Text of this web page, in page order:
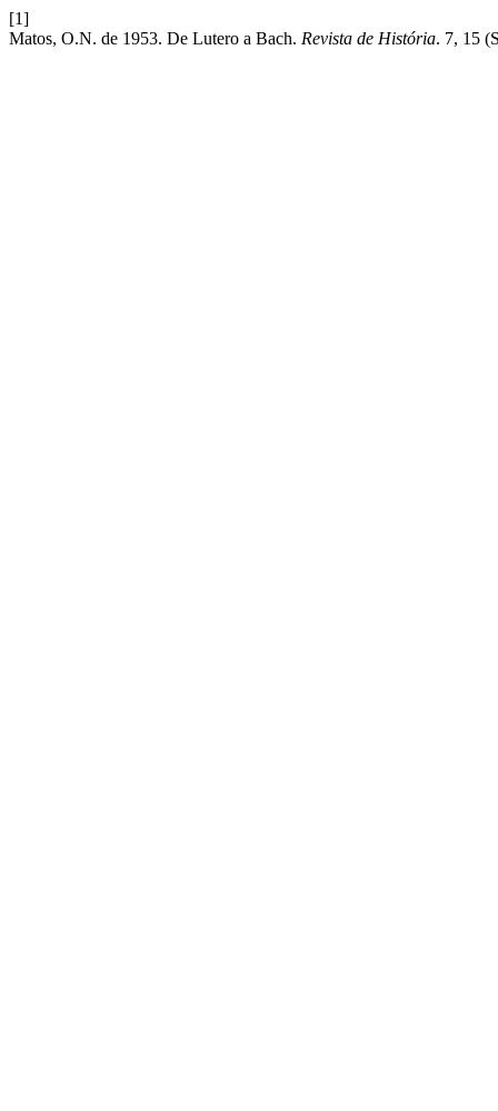
[1]
Matos, O.N. de 1953. De Lutero a Bach. Revista de História. 7, 15